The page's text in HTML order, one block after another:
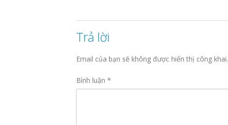
Trả lời
Email của bạn sẽ không được hiển thị công khai.
Bình luận *